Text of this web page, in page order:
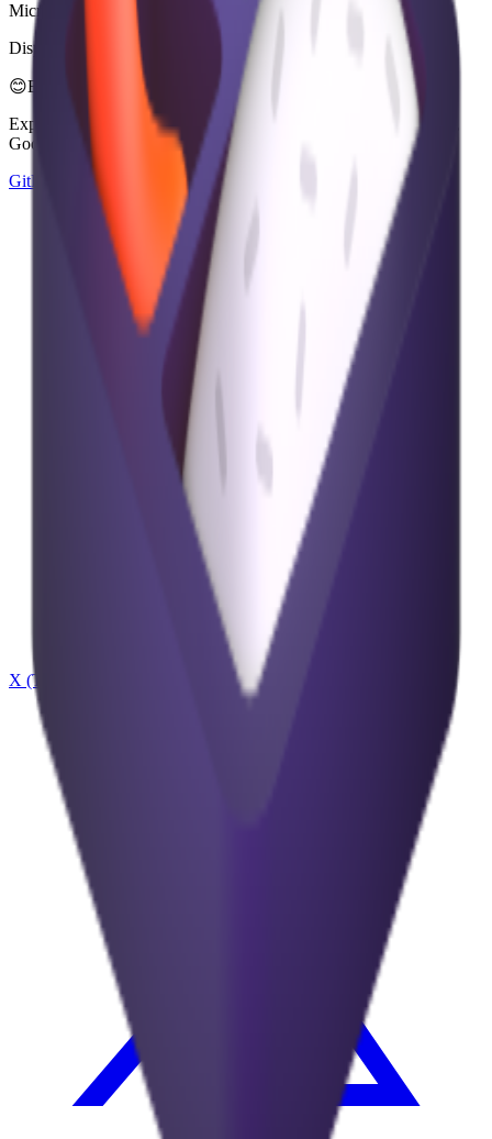
Microsoft 3D Fluent Emoji
Disponível em 4 estilos
😊Emoji Directory
Explore e baixe emojis de múltiplos sistemas de design — Apple,
Google, Microsoft e muito mais, tudo em um só lugar.
GitHub
X (Twitter)